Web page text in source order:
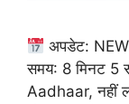
अपडेट:
समय: 8 मिनट 5
Aadhaar, नहीं